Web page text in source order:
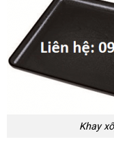
Khay